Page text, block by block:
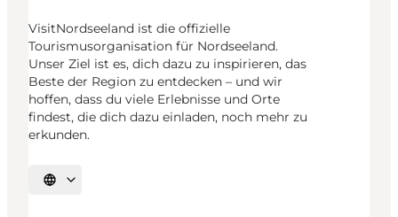
VisitNordseeland ist die offizielle
Tourismusorganisation für Nordseeland.
Unser Ziel ist es, dich dazu zu inspirieren, das
Beste der Region zu entdecken – und wir
hoffen, dass du viele Erlebnisse und Orte
findest, die dich dazu einladen, noch mehr zu
erkunden.
Sprache auswählen